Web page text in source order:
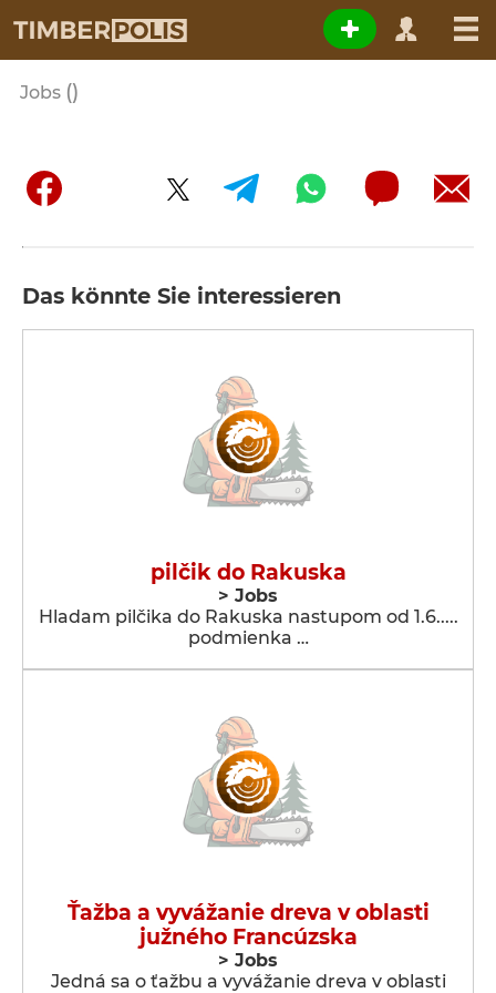
Jobs ()
Das könnte Sie interessieren
pilčik do Rakuska
> Jobs
Hladam pilčika do Rakuska nastupom od 1.6.....
podmienka …
Ťažba a vyvážanie dreva v oblasti
južného Francúzska
> Jobs
Jedná sa o ťažbu a vyvážanie dreva v oblasti